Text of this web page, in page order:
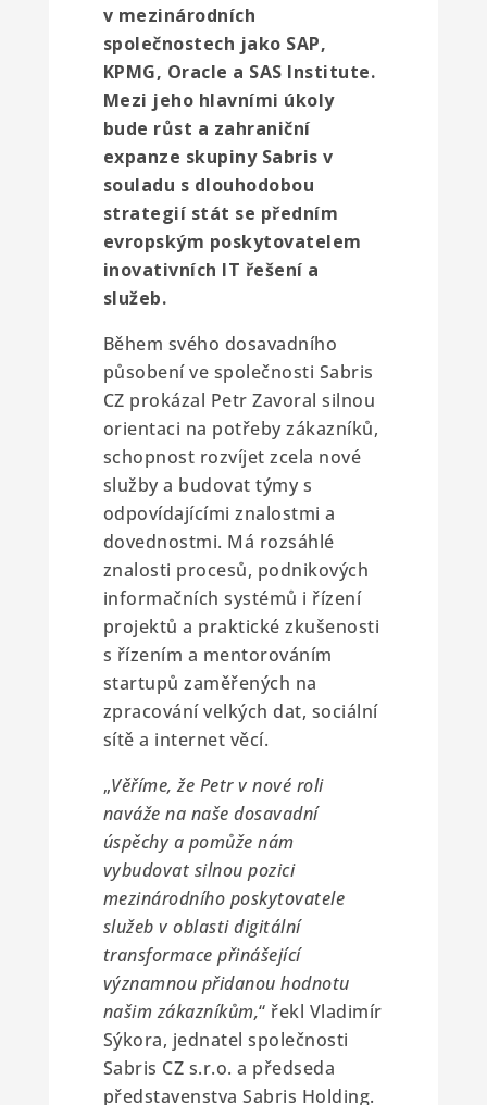
v mezinárodních
společnostech jako SAP,
KPMG, Oracle a SAS Institute.
Mezi jeho hlavními úkoly
bude růst a zahraniční
expanze skupiny Sabris v
souladu s dlouhodobou
strategií stát se předním
evropským poskytovatelem
inovativních IT řešení a
služeb.
Během svého dosavadního
působení ve společnosti Sabris
CZ prokázal Petr Zavoral silnou
orientaci na potřeby zákazníků,
schopnost rozvíjet zcela nové
služby a budovat týmy s
odpovídajícími znalostmi a
dovednostmi. Má rozsáhlé
znalosti procesů, podnikových
informačních systémů i řízení
projektů a praktické zkušenosti
s řízením a mentorováním
startupů zaměřených na
zpracování velkých dat, sociální
sítě a internet věcí.
„Věříme, že Petr v nové roli
naváže na naše dosavadní
úspěchy a pomůže nám
vybudovat silnou pozici
mezinárodního poskytovatele
služeb v oblasti digitální
transformace přinášející
významnou přidanou hodnotu
našim zákazníkům,“ řekl Vladimír
Sýkora, jednatel společnosti
Sabris CZ s.r.o. a předseda
představenstva Sabris Holding.